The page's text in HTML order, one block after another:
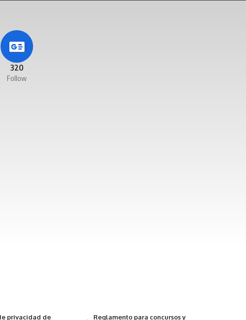
320
Follow
privacidad de
Reglamento para concursos y